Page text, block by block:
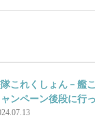
隊これくしょん – 艦
ンペーン後段に行